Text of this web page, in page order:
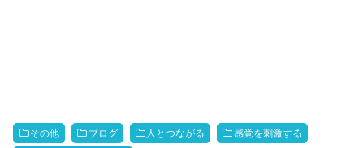
その他 ブログ 人とつながる 感覚を刺激する